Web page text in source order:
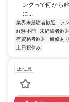
ングって何から
に...
業界未経験者歓迎 ラ
経験不問
未経験者歓迎
有資格者歓迎
研修あり
土日祝休み
正社員